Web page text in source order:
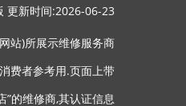
更新时间:2026-06-23
站)所展示维修服务商
费者参考用.页面上带
”的维修商,其认证信息